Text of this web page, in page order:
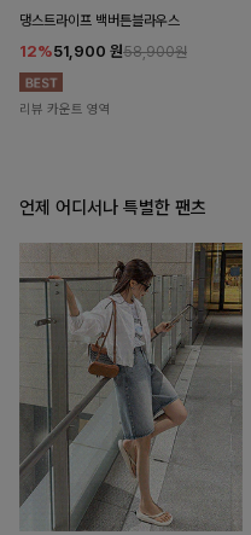
댕스트라이프 백버튼블라우스
12%51,900 원58,900원
리뷰 카운트 영역
언제 어디서나 특별한 팬츠